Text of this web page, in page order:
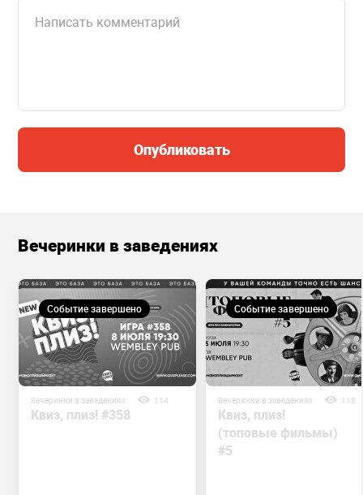
Опубликовать
Вечеринки в заведениях
Событие завершено
Вечеринки в заведениях 114
Квиз, плиз! #358
Событие завершено
Вечеринки в заведениях 118
Квиз, плиз!
(топовые фильмы)
#5